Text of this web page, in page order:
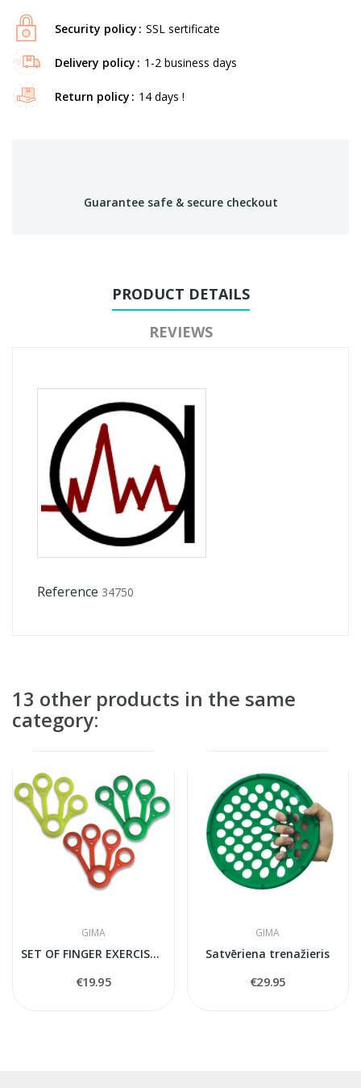
Security policy SSL sertificate
Delivery policy 1-2 business days
Return policy 14 days !
Guarantee safe & secure checkout
PRODUCT DETAILS
REVIEWS
Reference 34750
13 other products in the same
category:
GIMA
SET OF FINGER EXERCISERS
€19.95
GIMA
Satvēriena trenažieris
€29.95